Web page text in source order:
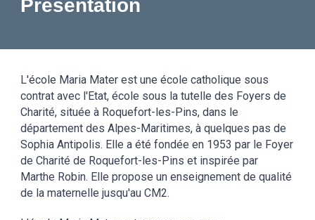
Présentation
L'école Maria Mater est une écolecatholique sous
contrat avec l'Etat, école sous la tutelle des Foyers de
Charité, située à Roquefort-les-Pins, dans le
département des Alpes-Maritimes, à quelques pas de
Sophia Antipolis. Elle a été fondée en 1953 par le Foyer
de Charité de Roquefort-les-Pins et inspirée par
Marthe Robin. Elle propose un enseignement de qualité
de la maternelle jusqu'auCM2.